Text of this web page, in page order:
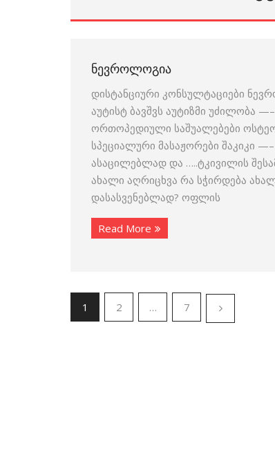
ᲜᲔᲕᲠᲝᲚᲝᲒᲘᲐ
დისტანციური კონსულტაციები
აუტისტ ბავშვს აუტიზმი
ორთოპედიული საშუალებები
სპეციალური მასაჟორები შაკიკი
ასაცილებლად და …..ტკივილის
ახალი აღრიცხვა რა სჭირდება
დასასვენებლად? ოფლის
Read More
1 2 … 7